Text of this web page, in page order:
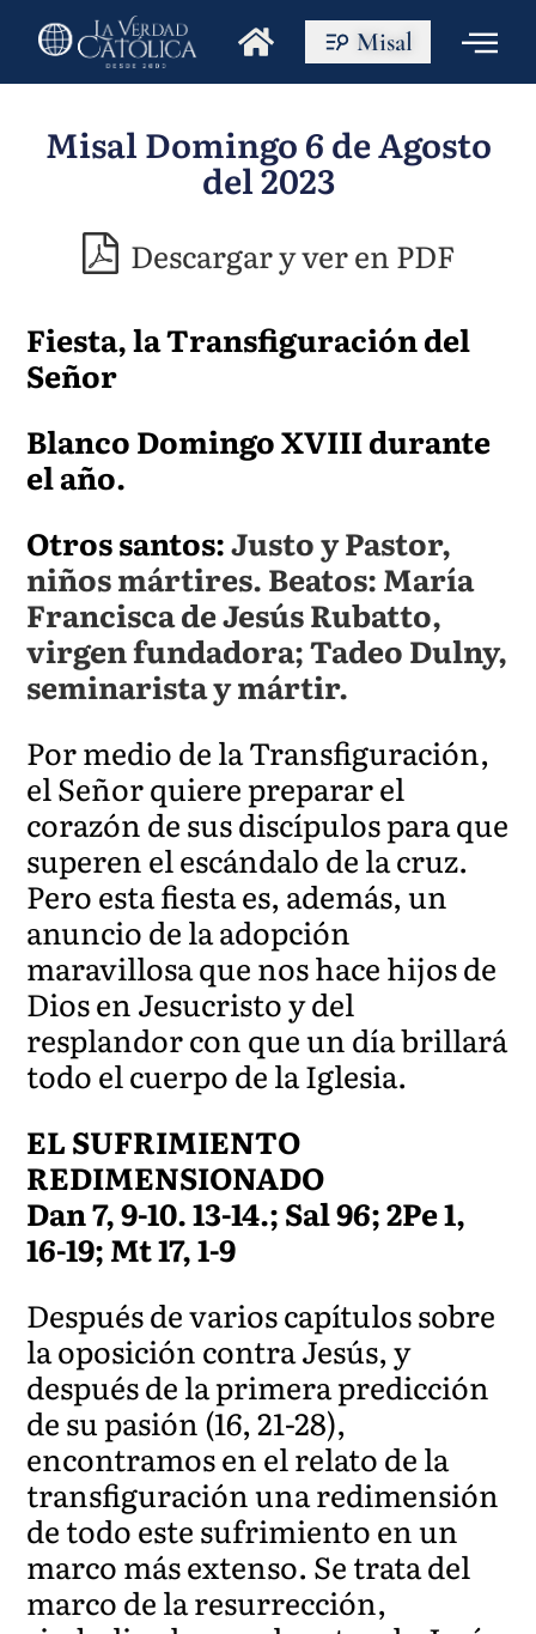
Misal
Misal Domingo 6 de Agosto
del 2023
Descargar y ver en PDF
Fiesta, la Transfiguración del
Señor
Blanco Domingo XVIII durante
el año.
Otros santos:Justo y Pastor,
niños mártires. Beatos: María
Francisca de Jesús Rubatto,
virgen fundadora; Tadeo Dulny,
seminarista y mártir.
Por medio de la Transfiguración,
el Señor quiere preparar el
corazón de sus discípulos para que
superen el escándalo de la cruz.
Pero esta fiesta es, además, un
anuncio de la adopción
maravillosa que nos hace hijos de
Dios en Jesucristo y del
resplandor con que un día brillará
todo el cuerpo de la Iglesia.
EL SUFRIMIENTO
REDIMENSIONADO
Dan 7, 9-10. 13-14.; Sal 96; 2Pe 1,
16-19; Mt 17, 1-9
Después de varios capítulos sobre
la oposición contra Jesús, y
después de la primera predicción
de su pasión (16, 21-28),
encontramos en el relato de la
transfiguración una redimensión
de todo este sufrimiento en un
marco más extenso. Se trata del
marco de la resurrección,